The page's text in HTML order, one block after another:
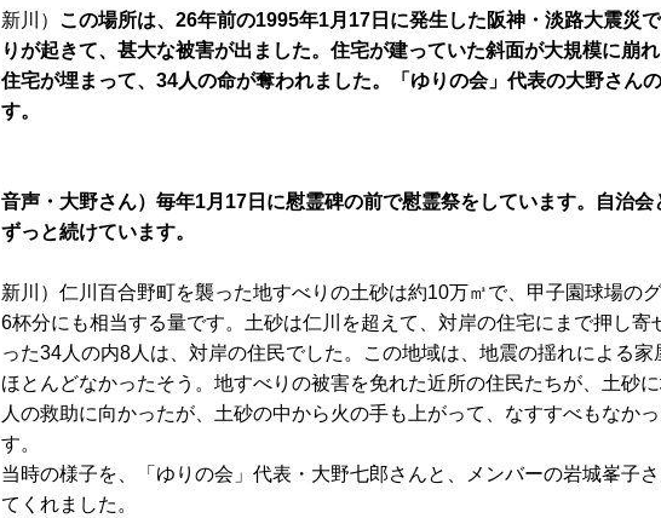
新川） この場所は、26年前の1995年1月17日に発生した阪神・淡路大震災
りが起きて、甚大な被害が出ました。住宅が建っていた斜面が大規模に崩
住宅が埋まって、34人の命が奪われました。「ゆりの会」代表の大野さん
す。
音声・大野さん）毎年1月17日に慰霊碑の前で慰霊祭をしています。自治会
ずっと続けています。
新川）仁川百合野町を襲った地すべりの土砂は約10万㎥で、甲子園球場の
6杯分にも相当する量です。土砂は仁川を超えて、対岸の住宅にまで押し寄
った34人の内8人は、対岸の住民でした。この地域は、地震の揺れによる家
ほとんどなかったそう。地すべりの被害を免れた近所の住民たちが、土砂
人の救助に向かったが、土砂の中から火の手も上がって、なすすべもなか
す。
当時の様子を、「ゆりの会」代表・大野七郎さんと、メンバーの岩城峯子
てくれました。